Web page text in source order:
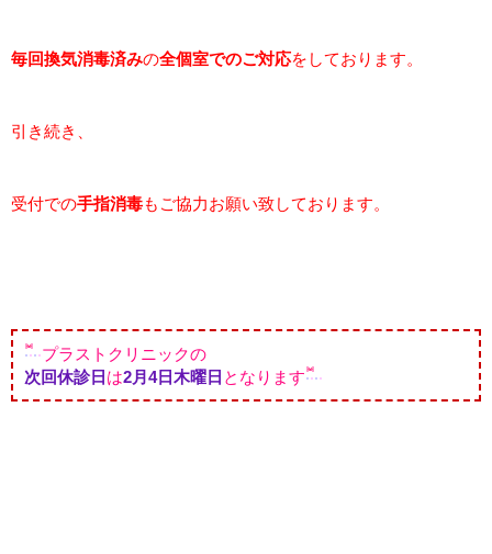
毎回換気消毒済みの全個室でのご対応をしております。
引き続き、
受付での手指消毒もご協力お願い致しております。
プラストクリニックの
次回休診日 は2月4日木曜日 となります